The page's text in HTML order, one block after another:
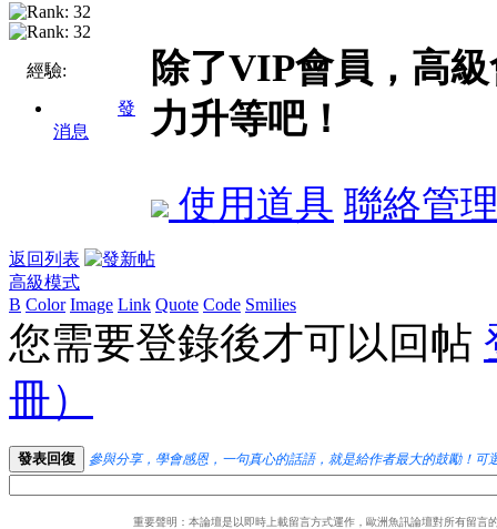
經驗:
發
消息
除了VIP會員，高
力升等吧！
使用道具 聯絡管
返回列表
高級模式
B Color Image Link Quote Code Smilies
您需要登錄後才可以回帖
冊）
發表回復 參與分享，學會感恩，一句真心的話語，就是給作者最大的鼓勵！可
重要聲明：本論壇是以即時上載留言方式運作，歐洲魚訊論壇對所有留